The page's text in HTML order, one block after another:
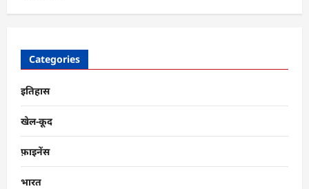
Categories
इतिहास
खेल-कूद
फ़ाइनेंस
भारत